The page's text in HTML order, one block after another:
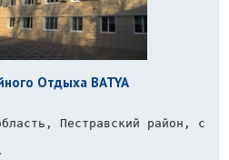
Отдыха BATYA
Пестравский район, с